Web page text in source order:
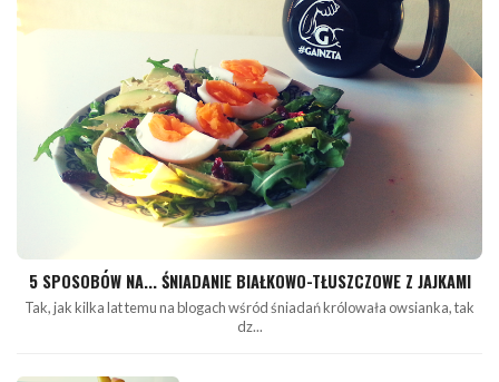
5 SPOSOBÓW NA... ŚNIADANIE BIAŁKOWO-TŁUSZCZOWE Z JAJKAMI
Tak, jak kilka lat temu na blogach wśród śniadań królowała owsianka, tak
dz...